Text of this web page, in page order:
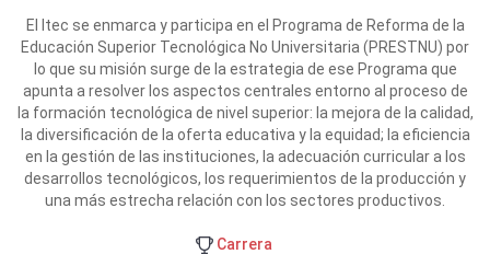
El Itec se enmarca y participa en el Programa de Reforma de la
Educación Superior Tecnológica No Universitaria (PRESTNU) por
lo que su misión surge de la estrategia de ese Programa que
apunta a resolver los aspectos centrales entorno al proceso de
la formación tecnológica de nivel superior: la mejora de la calidad,
la diversificación de la oferta educativa y la equidad; la eficiencia
en la gestión de las instituciones, la adecuación curricular a los
desarrollos tecnológicos, los requerimientos de la producción y
una más estrecha relación con los sectores productivos.
Carrera